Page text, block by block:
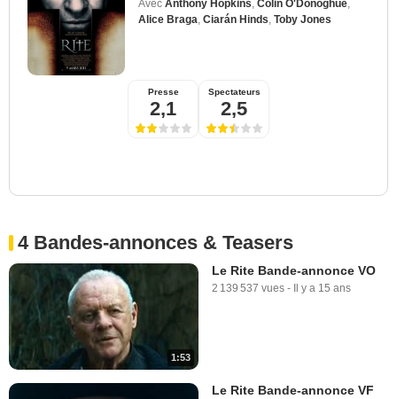
Avec Anthony Hopkins Colin O'Donoghue
Alice Braga Ciarán Hinds Toby Jones
Presse
2,1
Spectateurs
2,5
4 Bandes-annonces & Teasers
1:53
Le Rite Bande-annonce VO
2 139 537 vues - Il y a 15 ans
Le Rite Bande-annonce VF